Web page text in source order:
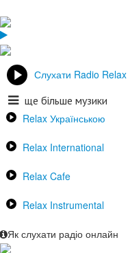
Слухати Radio Relax
ще більше музики
Relax Українською
Relax International
Relax Cafe
Relax Instrumental
Як слухати радіо онлайн